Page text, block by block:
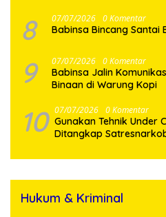
8 07/07/2026 0 Komentar
Babinsa Bincang Santai
9 07/07/2026 0 Komentar
Babinsa Jalin
Binaan di Warung Kopi
10 07/07/2026 0 Komentar
Gunakan Tehnik Under
Ditangkap
Hukum & Kriminal